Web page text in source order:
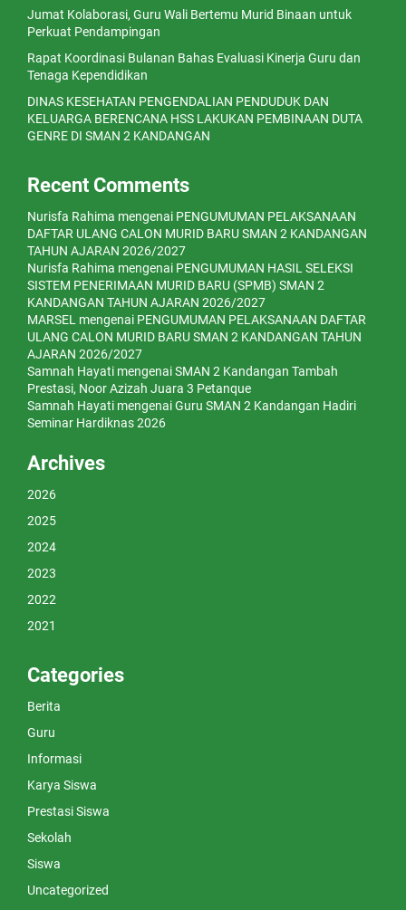
Jumat Kolaborasi, Guru Wali Bertemu Murid Binaan untuk
Perkuat Pendampingan
Rapat Koordinasi Bulanan Bahas Evaluasi Kinerja Guru dan
Tenaga Kependidikan
DINAS KESEHATAN PENGENDALIAN PENDUDUK DAN
KELUARGA BERENCANA HSS LAKUKAN PEMBINAAN DUTA
GENRE DI SMAN 2 KANDANGAN
Recent Comments
Nurisfa Rahima mengenai PENGUMUMAN PELAKSANAAN
DAFTAR ULANG CALON MURID BARU SMAN 2 KANDANGAN
TAHUN AJARAN 2026/2027
Nurisfa Rahima mengenai PENGUMUMAN HASIL SELEKSI
SISTEM PENERIMAAN MURID BARU (SPMB) SMAN 2
KANDANGAN TAHUN AJARAN 2026/2027
MARSEL mengenai PENGUMUMAN PELAKSANAAN DAFTAR
ULANG CALON MURID BARU SMAN 2 KANDANGAN TAHUN
AJARAN 2026/2027
Samnah Hayati mengenaiSMAN 2 Kandangan Tambah
Prestasi, Noor Azizah Juara 3 Petanque
Samnah Hayati mengenaiGuru SMAN 2 Kandangan Hadiri
Seminar Hardiknas 2026
Archives
2026
2025
2024
2023
2022
2021
Categories
Berita
Guru
Informasi
Karya Siswa
Prestasi Siswa
Sekolah
Siswa
Uncategorized